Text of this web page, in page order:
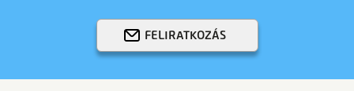
FELIRATKOZÁS